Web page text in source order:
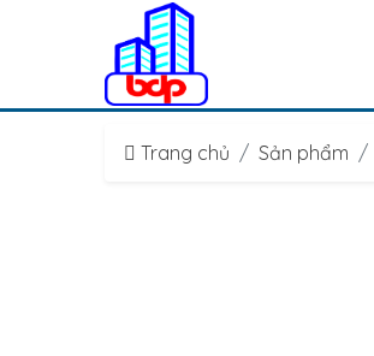
Trang chủ Sản phẩm